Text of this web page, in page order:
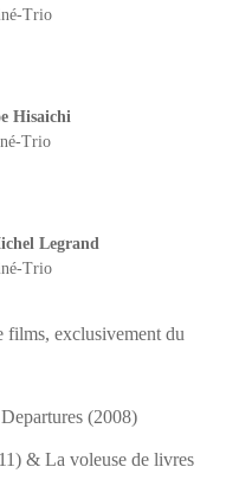
Trio
Hisaichi
Trio
Legrand
Trio
films, exclusivement du
(2008)
& La voleuse de livres